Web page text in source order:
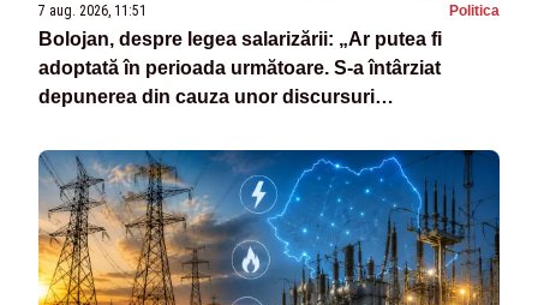
7 aug. 2026, 11:51 Politica
Bolojan, despre legea salarizării: „Ar putea fi
adoptată în perioada următoare. S-a întârziat
depunerea din cauza unor discursuri